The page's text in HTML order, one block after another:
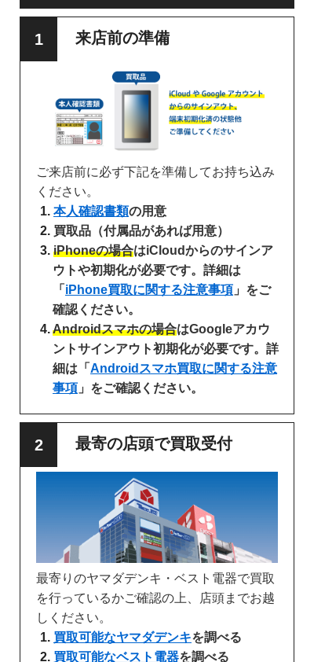
来店前の準備
ご来店前に必ず下記を準備してお持ち込み
ください。
本人確認書類の用意
買取品（付属品があれば用意）
iPhoneの場合はiCloudからのサインア
ウトや初期化が必要です。詳細は
「 iPhone買取に関する注意事項 」をご
確認ください。
Androidスマホの場合はGoogleアカウ
ントサインアウト初期化が必要です。詳
細は「 Androidスマホ買取に関する注意
事項 」をご確認ください。
最寄の店頭で買取受付
最寄りのヤマダデンキ・ベスト電器で買取
を行っているかご確認の上、店頭までお越
しください。
買取可能なヤマダデンキを調べる
買取可能なベスト電器を調べる